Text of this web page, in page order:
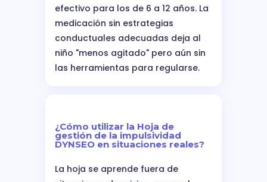
efectivo para los de 6 a 12 años. La
medicación sin estrategias
conductuales adecuadas deja al
niño "menos agitado" pero aún sin
las herramientas para regularse.
¿Cómo utilizar la Hoja de
gestión de la impulsividad
DYNSEO en situaciones reales?
La hoja se aprende fuera de